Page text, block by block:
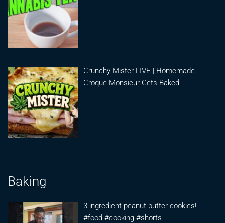
Crunchy Mister LIVE | Homemade
Croque Monsieur Gets Baked
Baking
3 ingredient peanut butter cookies!
#food #cooking #shorts